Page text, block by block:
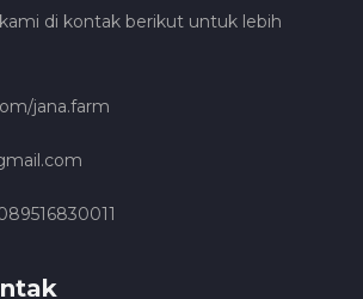
di kontak berikut untuk lebih
jana.farm